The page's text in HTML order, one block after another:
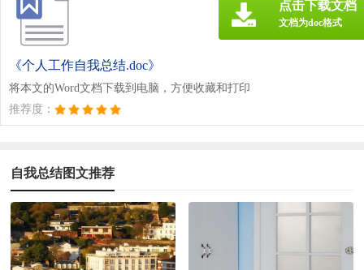
《个人工作自我总结.doc》
将本文的Word文档下载到电脑，方便收藏和打印
推荐度：
点击下载文档
文档为doc格式
自我总结图文推荐